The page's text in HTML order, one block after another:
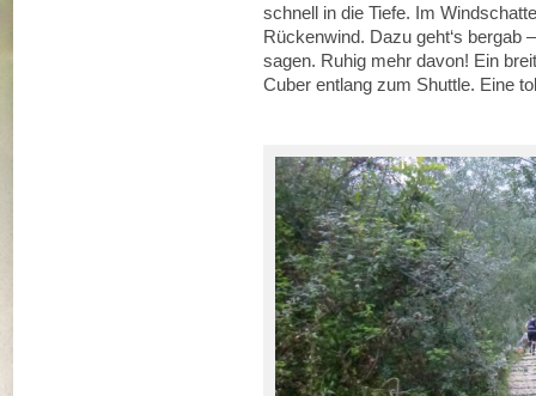
schnell in die Tiefe. Im
Rückenwind. Dazu geht‘s bergab
sagen. Ruhig mehr davon! Ein
Cuber entlang zum Shuttle. Eine